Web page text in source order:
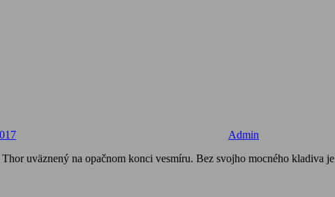
Admin
uväznený na opačnom konci vesmíru. Bez svojho mocného kladiva je